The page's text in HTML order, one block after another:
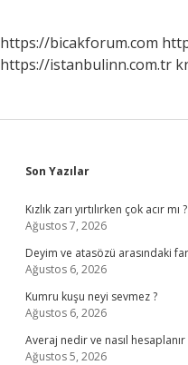
Mi
https://bicakforum.com
https://istanbulinn.com.tr
Sidebar
Son Yazılar
Kızlık zarı yırtılırken çok acır mı ?
Ağustos 7, 2026
Deyim ve atasözü arasındaki
Ağustos 6, 2026
Kumru kuşu neyi sevmez ?
Ağustos 6, 2026
Averaj nedir ve nasıl hesaplanır
Ağustos 5, 2026